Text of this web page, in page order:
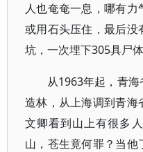
人也奄奄一息，哪有力
或用石头压住，最后没
坑，一次埋下305具尸体
从1963年起，青
造林，从上海调到青海
文卿看到山上有很多
山，苍生竟何罪？当